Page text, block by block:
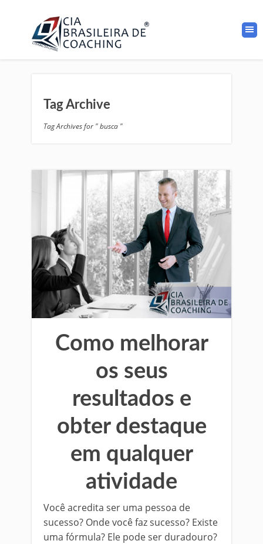
Tag Archive
Tag Archives for " busca "
Como melhorar
os seus
resultados e
obter destaque
em qualquer
atividade
Você acredita ser uma pessoa de
sucesso? Onde você faz sucesso? Existe
uma fórmula? Ele pode ser duradouro?